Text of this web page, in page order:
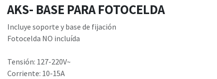
AKS- BASE PARA FOTOCELDA
Incluye soporte y base de fijación
Fotocelda NO incluída
Tensión: 127-220V~
Corriente: 10-15A